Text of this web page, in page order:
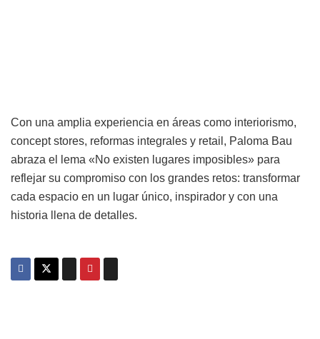
Con una amplia experiencia en áreas como interiorismo,
concept stores, reformas integrales y retail, Paloma Bau
abraza el lema «No existen lugares imposibles» para
reflejar su compromiso con los grandes retos: transformar
cada espacio en un lugar único, inspirador y con una
historia llena de detalles.